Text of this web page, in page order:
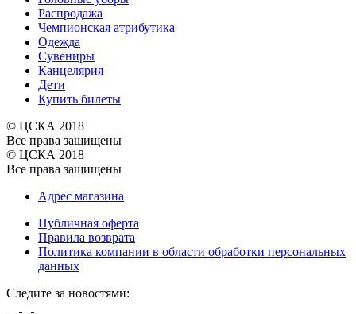
Распродажа
Чемпионская атрибутика
Одежда
Сувениры
Канцелярия
Дети
Купить билеты
© ЦСКА 2018
Все права защищены
© ЦСКА 2018
Все права защищены
Адрес магазина
Публичная оферта
Правила возврата
Политика компании в области обработки персональных
данных
Cледите за новостями: